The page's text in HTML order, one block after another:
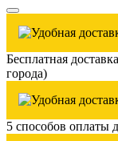
Бесплатная
города)
5 способов оплаты